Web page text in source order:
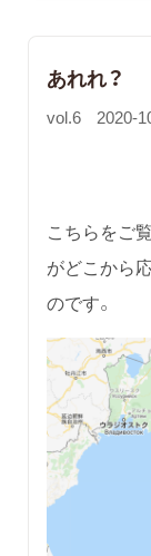
あれれ？
vol.6 2020-
こちらをご
がどこから
のです。